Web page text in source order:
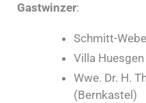
Gastwinzer:
Schmitt-
Villa
Wwe. Dr. H.
(Bernkastel)